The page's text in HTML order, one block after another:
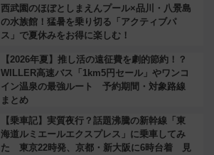
西武園のほぼとしまえんプール×品川・八景島
の水族館！猛暑を乗り切る「アクティブパ
ス」で夏休みをお得に楽しむ！
【2026年夏】推し活の遠征費を劇的節約！？
WILLER高速バス「1km5円セール」やワンコ
イン温泉の最強ルート 予約期間・対象路線
まとめ
【乗車記】実質夜行？話題沸騰の新幹線「東
海道ルミエールエクスプレス」に乗車してみ
た 東京22時発、京都・新大阪に6時台着 見